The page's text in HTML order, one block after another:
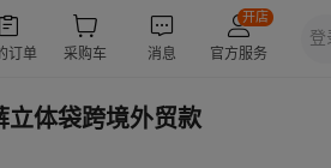
立体袋跨境外贸款